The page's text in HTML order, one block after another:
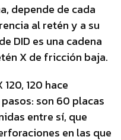
depende de cada
al retén y a su
DID es una cadena
X de fricción baja.
120 hace
son 60 placas
entre sí, que
en las que